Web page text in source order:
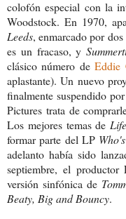
colofón especial con la
Woodstock. En 1970,
Leeds, enmarcado por
es un fracaso, y
clásico número deEddie
aplastante). Un nuevo
finalmente suspendido
Pictures trata de
Los mejores temas de
formar parte del LP
adelanto había sido
septiembre, el
versión sinfónica de
Beaty, Big and Bouncy.